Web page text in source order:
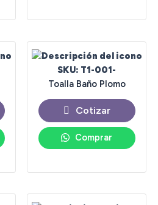
Comprar
SKU: T1-001-
Toalla Baño Plomo
Cotizar